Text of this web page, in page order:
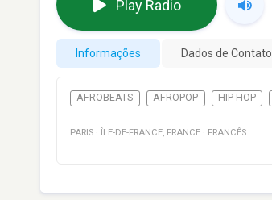
Play Radio
Informações Dados de Contato
AFROBEATS AFROPOP HIP HOP
PARIS · ÎLE-DE-FRANCE, FRANCE · FRANCÊS